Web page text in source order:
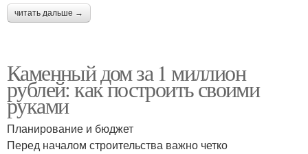
читать дальше →
Каменный дом за 1 миллион
рублей: как построить своими
руками
Планирование и бюджет
Перед началом строительства важно четко